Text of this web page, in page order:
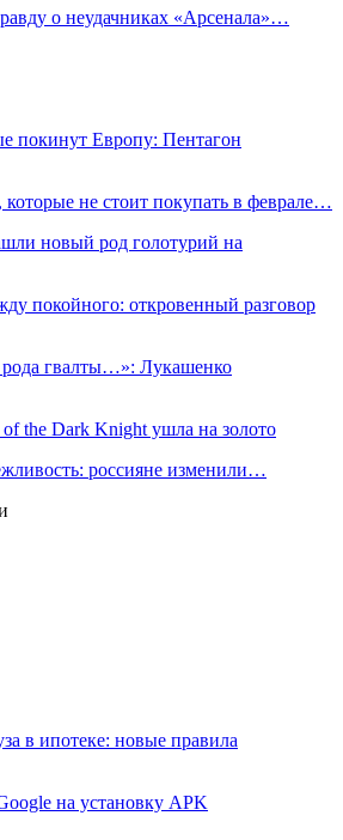
о неудачниках «Арсенала»…
покинут Европу: Пентагон
не стоит покупать в феврале…
новый род голотурий на
покойного: откровенный разговор
рода гвалты…»: Лукашенко
the Dark Knight ушла на золото
россияне изменили…
в ипотеке: новые правила
на установку APK